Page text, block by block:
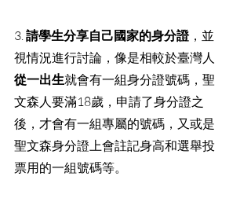
3. 請學生分享自己國家的身分證，並
視情況進行討論，像是相較於臺灣人
從一出生就會有一組身分證號碼，聖
文森人要滿18歲，申請了身分證之
後，才會有一組專屬的號碼，又或是
聖文森身分證上會註記身高和選舉投
票用的一組號碼等。